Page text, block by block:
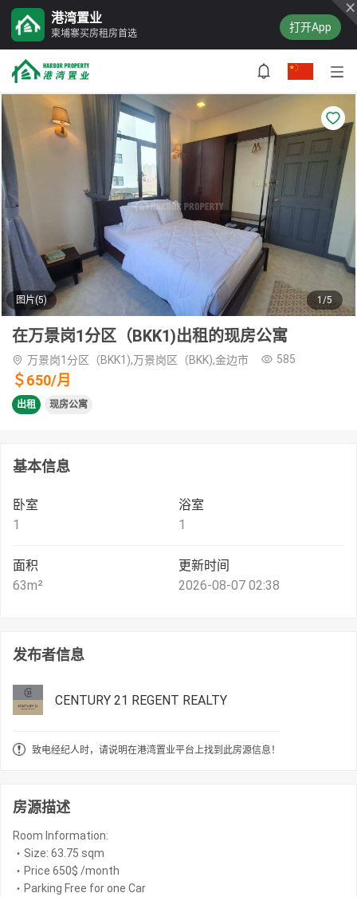
港湾置业
柬埔寨买房租房首选 打开App
图片(5) 1/5
在万景岗1分区（BKK1)出租的现房公寓
万景岗1分区（BKK1),万景岗区（BKK),金边市 585
＄650/月
出租 现房公寓
基本信息
卧室
1
浴室
1
面积
63m²
更新时间
2026-08-07 02:38
发布者信息
CENTURY 21 REGENT REALTY
致电经纪人时，请说明在港湾置业平台上找到此房源信息！
房源描述
Room Information:
・Size: 63.75 sqm
・Price 650$ /month
・Parking Free for one Car